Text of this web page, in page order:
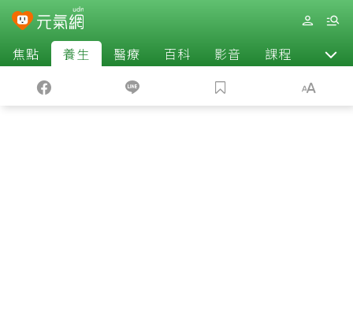
焦點 養生 醫療 百科 影音 課程 退休